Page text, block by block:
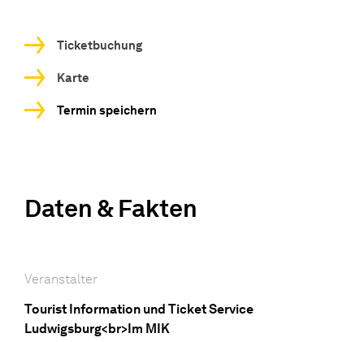
Ticketbuchung
Karte
Termin speichern
Daten & Fakten
Veranstalter
Tourist Information und Ticket Service
Ludwigsburg<br>Im MIK